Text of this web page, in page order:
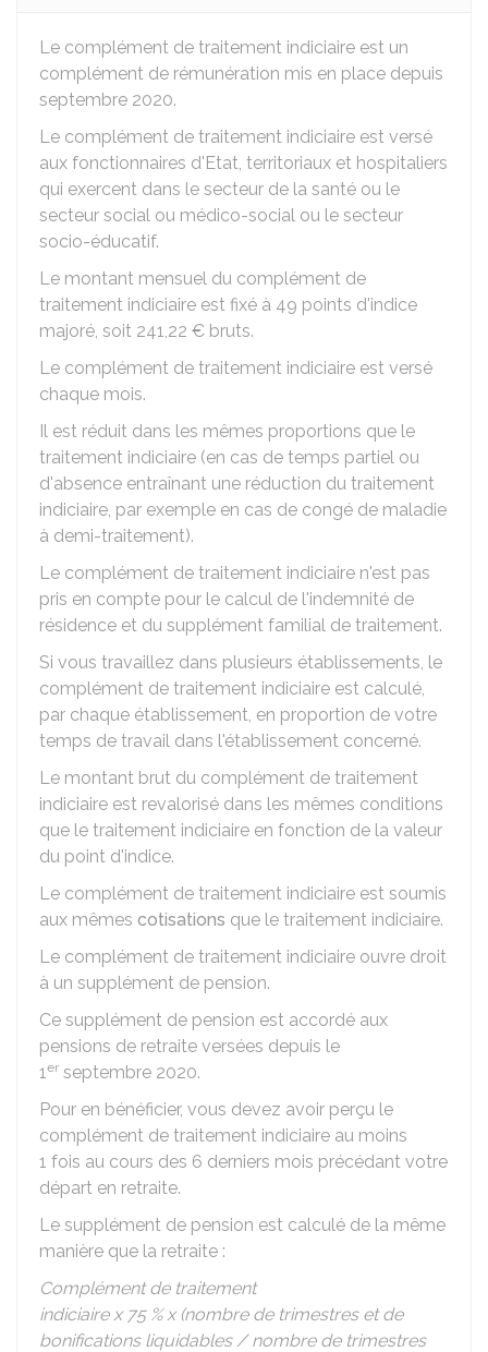
Le complément de traitement indiciaire est un
complément de rémunération mis en place depuis
septembre 2020.
Le complément de traitement indiciaire est versé
aux fonctionnaires d'Etat, territoriaux et hospitaliers
qui exercent dans le secteur de la santé ou le
secteur social ou médico-social ou le secteur
socio-éducatif.
Le montant mensuel du complément de
traitement indiciaire est fixé à 49 points d'indice
majoré, soit 241,22 € bruts.
Le complément de traitement indiciaire est versé
chaque mois.
Il est réduit dans les mêmes proportions que le
traitement indiciaire (en cas de temps partiel ou
d'absence entraînant une réduction du traitement
indiciaire, par exemple en cas de congé de maladie
à demi-traitement).
Le complément de traitement indiciaire n'est pas
pris en compte pour le calcul de l'indemnité de
résidence et du supplément familial de traitement.
Si vous travaillez dans plusieurs établissements, le
complément de traitement indiciaire est calculé,
par chaque établissement, en proportion de votre
temps de travail dans l'établissement concerné.
Le montant brut du complément de traitement
indiciaire est revalorisé dans les mêmes conditions
que le traitement indiciaire en fonction de la valeur
du point d'indice.
Le complément de traitement indiciaire est soumis
aux mêmes cotisations que le traitement indiciaire.
Le complément de traitement indiciaire ouvre droit
à un supplément de pension.
Ce supplément de pension est accordé aux
pensions de retraite versées depuis le
1er septembre 2020.
Pour en bénéficier, vous devez avoir perçu le
complément de traitement indiciaire au moins
1 fois au cours des 6 derniers mois précédant votre
départ en retraite.
Le supplément de pension est calculé de la même
manière que la retraite :
Complément de traitement
indiciaire x 75 %x (nombre de trimestres et de
bonifications liquidables / nombre de trimestres